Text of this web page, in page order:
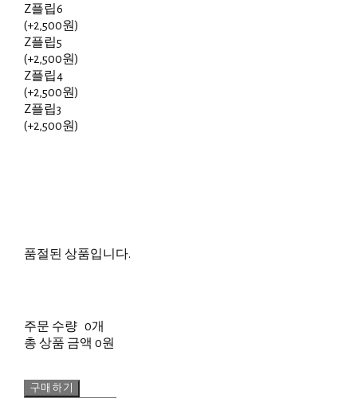
Z플립6
(+2,500원)
Z플립5
(+2,500원)
Z플립4
(+2,500원)
Z플립3
(+2,500원)
품절된 상품입니다.
주문 수량 0개
총 상품 금액 0원
구매하기